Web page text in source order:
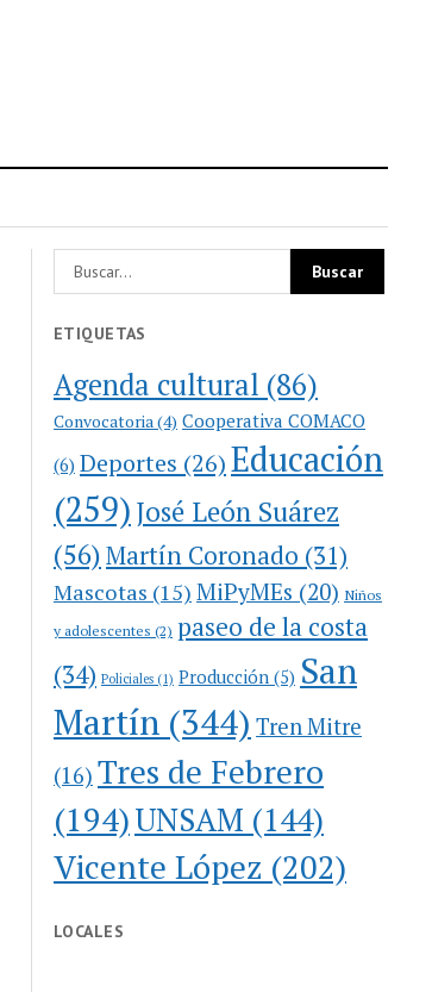
ETIQUETAS
Agenda cultural (86)
Convocatoria (4) Cooperativa COMACO
(6) Deportes (26)Educación
(259)José León Suárez
(56)Martín Coronado (31)
Mascotas (15) MiPyMEs (20) Niños
y adolescentes (2) paseo de la costa
(34) Policiales (1) Producción (5) San
Martín (344) Tren Mitre
(16) Tres de Febrero
(194)UNSAM (144)
Vicente López (202)
LOCALES